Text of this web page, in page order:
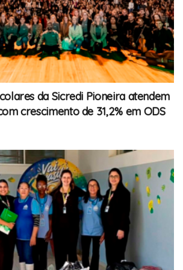
da Sicredi Pioneira atendem
crescimento de 31,2% em ODS